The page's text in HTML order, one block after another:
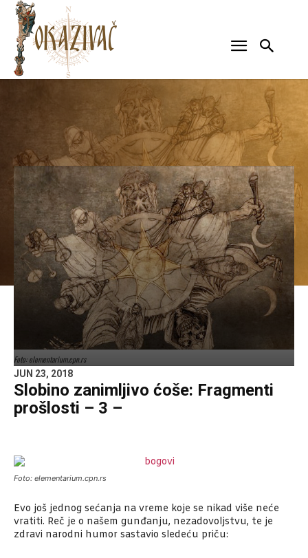
Foto: elementarium.cpn.rs
JUN 23, 2018
Slobino zanimljivo ćoše: Fragmenti
prošlosti – 3 –
Foto: elementarium.cpn.rs
Evo još jednog sećanja na vreme koje se nikad više neće
vratiti. Reč je o našem gunđanju, nezadovoljstvu, te je
zdravi narodni humor sastavio sledeću priču: